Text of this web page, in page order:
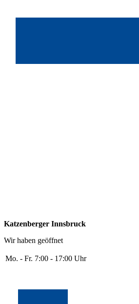
Katzenberger Innsbruck
Wir haben geöffnet
Mo. - Fr. 7:00 - 17:00 Uhr